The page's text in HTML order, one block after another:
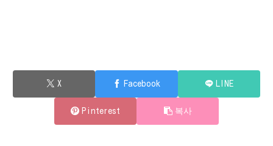
X Facebook LINE
Pinterest 복사